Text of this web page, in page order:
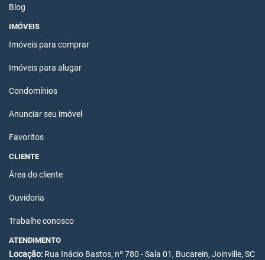
Blog
IMÓVEIS
Imóveis para comprar
Imóveis para alugar
Condomínios
Anunciar seu imóvel
Favoritos
CLIENTE
Área do cliente
Ouvidoria
Trabalhe conosco
ATENDIMENTO
Locação: Rua Inácio Bastos, nº 780 - Sala 01, Bucarein, Joinville, SC